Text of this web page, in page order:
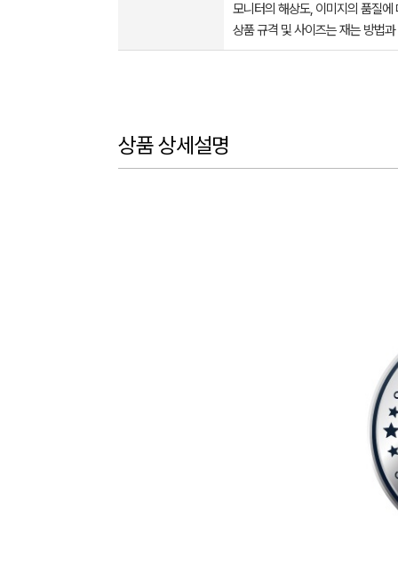
모니터의 해상도, 이미지의 품질
상품 규격 및 사이즈는 재는 방법
상품 상세설명